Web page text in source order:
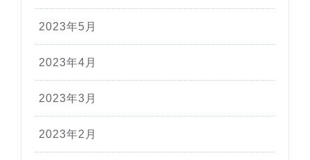
2023年5月
2023年4月
2023年3月
2023年2月